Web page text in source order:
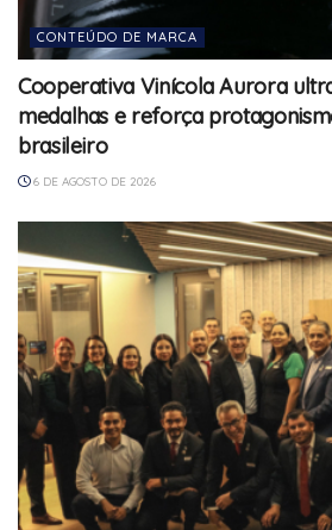
CONTEÚDO DE MARCA
Cooperativa Vinícola Aurora
medalhas e reforça
brasileiro
6 DE AGOSTO DE 2026